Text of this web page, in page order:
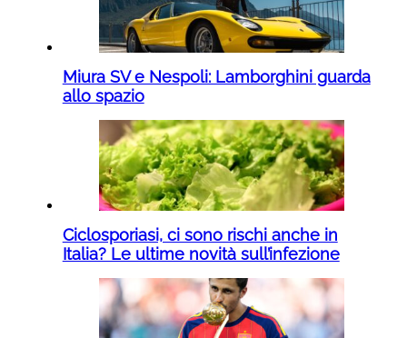
Miura SV e Nespoli: Lamborghini guarda
allo spazio
Ciclosporiasi, ci sono rischi anche in
Italia? Le ultime novità sull’infezione